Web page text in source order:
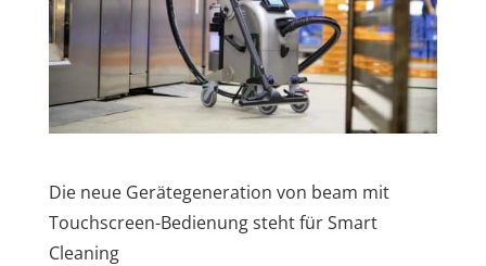
Die neue Gerätegeneration von beam mit
Touchscreen-Bedienung steht für Smart
Cleaning